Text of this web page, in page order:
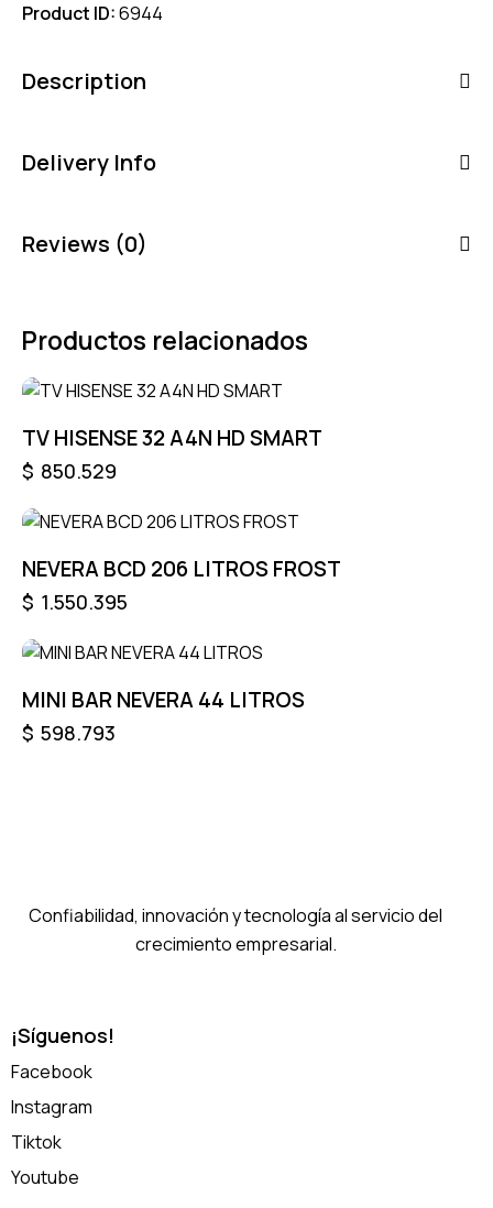
Product ID:6944
Description
Delivery Info
Reviews (0)
Productos relacionados
TV HISENSE 32 A4N HD SMART
$ 850.529
NEVERA BCD 206 LITROS FROST
$ 1.550.395
MINI BAR NEVERA 44 LITROS
$ 598.793
Confiabilidad, innovación y tecnología al servicio del
crecimiento empresarial.
¡Síguenos!
Facebook
Instagram
Tiktok
Youtube